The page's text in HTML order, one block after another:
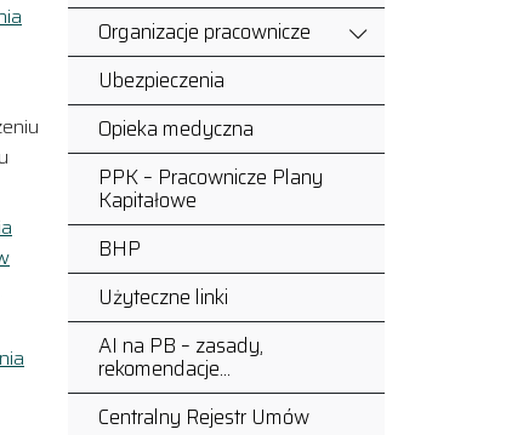
Organizacje pracownicze
Ubezpieczenia
Opieka medyczna
PPK – Pracownicze Plany
Kapitałowe
BHP
Użyteczne linki
AI na PB – zasady,
rekomendacje…
Centralny Rejestr Umów